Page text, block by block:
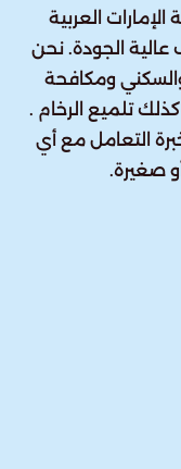
العربية
الجودة. نحن
ومكافحة
تلميع الرخام .
التعامل مع أي
صغيرة.